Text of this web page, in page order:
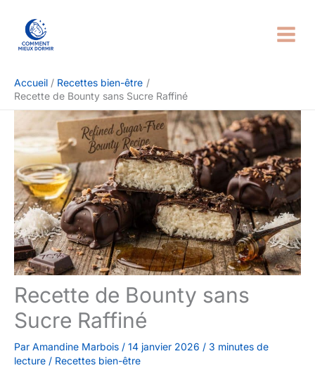
contenu
Accueil
Recettes bien-être
Recette de Bounty sans Sucre Raffiné
Recette de Bounty sans
Sucre Raffiné
Par Amandine Marbois / 14 janvier 2026 / 3 minutes de
lecture / Recettes bien-être